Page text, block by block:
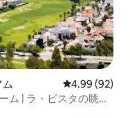
ム レビュー92
4.99 (92)
ム | ラ・ビスタの眺め